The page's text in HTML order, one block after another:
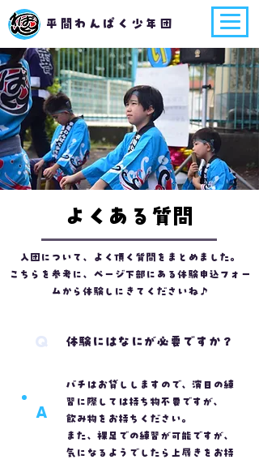
平間わんぱく少年団
​よくある質問
入団について、よく頂く質問をまとめました。
こちらを参考に、ページ下部にある体験申込フォー
ムから​体験しにきてくださいね♪
Q 体験にはなにが必要ですか？
A
バチはお貸ししますので、演目の練
習に際しては持ち物不要ですが、
飲み物をお持ちください。
また、裸足での練習が可能ですが、
気になるようでしたら上履きをお持